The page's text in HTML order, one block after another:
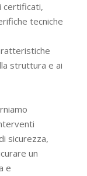
certificati,
tecniche
struttura e ai
sicurezza,
un
e